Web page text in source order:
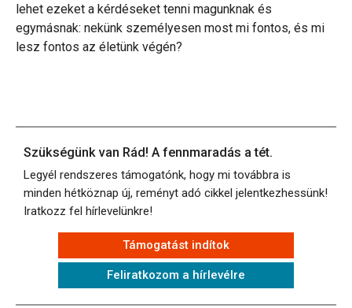
lehet ezeket a kérdéseket tenni magunknak és
egymásnak: nekünk személyesen most mi fontos, és mi
lesz fontos az életünk végén?
Szükségünk van Rád! A fennmaradás a tét.
Legyél rendszeres támogatónk, hogy mi továbbra is
minden hétköznap új, reményt adó cikkel jelentkezhessünk!
Iratkozz fel hírlevelünkre!
Támogatást indítok
Feliratkozom a hírlevélre